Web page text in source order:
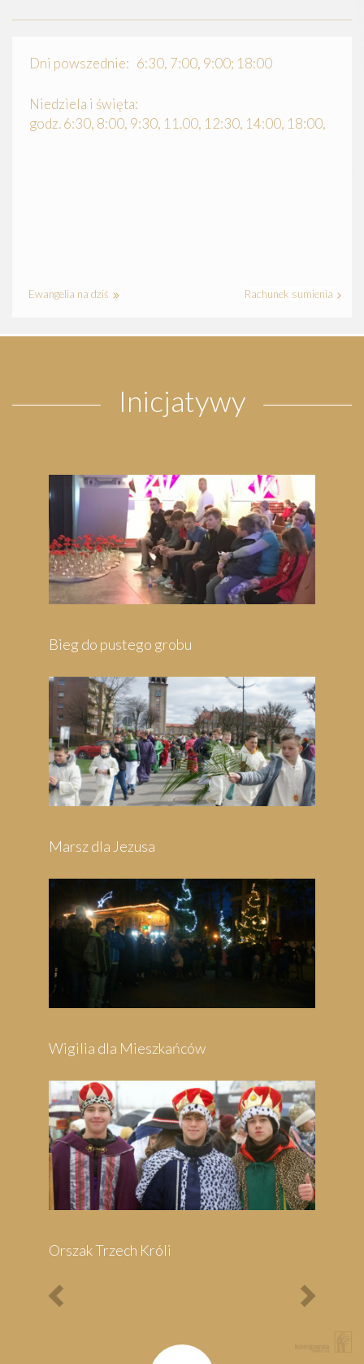
Dni powszednie: 6:30, 7:00, 9:00; 18:00
Niedziela i święta:
godz. 6:30, 8:00, 9:30, 11.00, 12:30, 14:00, 18:00,
Ewangelia na dziś Rachunek sumienia
Inicjatywy
Previous